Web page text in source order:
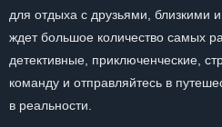
для отдыха с друзьями, близкими
ждет большое количество самых
детективные, приключенческие,
команду и отправляйтесь в
в реальности.